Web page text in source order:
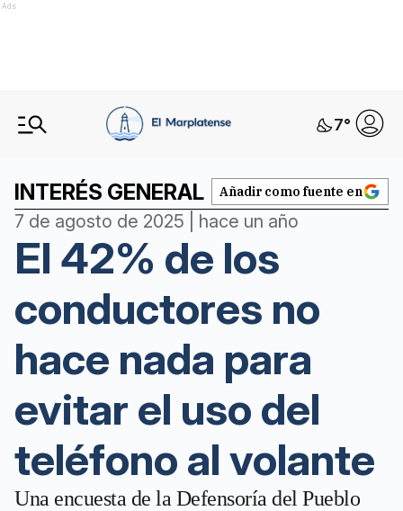
Ads
7°
INTERÉS GENERAL Añadir como fuente en
7 de agosto de 2025 | hace un año
El 42% de los
conductores no
hace nada para
evitar el uso del
teléfono al volante
Una encuesta de la Defensoría del Pueblo